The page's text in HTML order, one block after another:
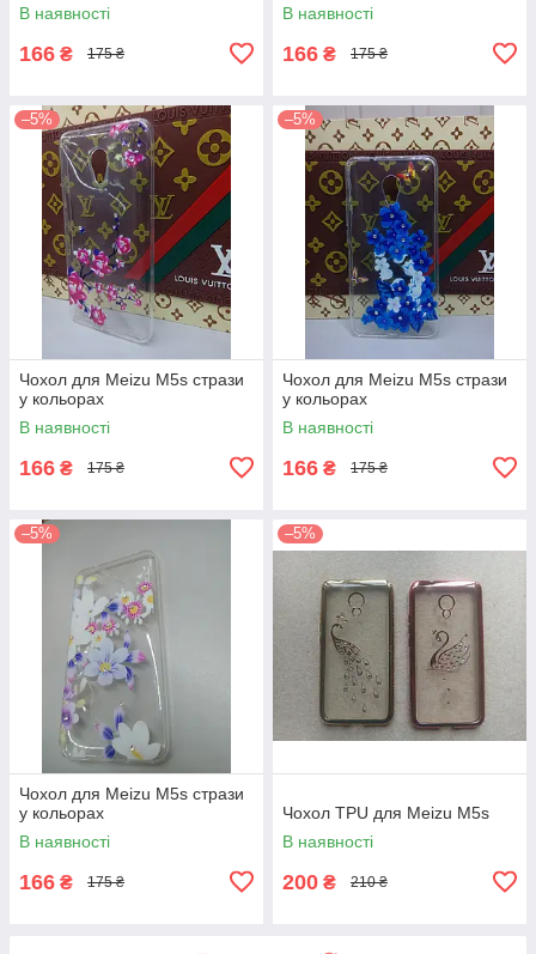
В наявності
166 ₴ 175 ₴
В наявності
166 ₴ 175 ₴
–5%
Чохол для Meizu M5s стрази
у кольорах
В наявності
166 ₴ 175 ₴
–5%
Чохол для Meizu M5s стрази
у кольорах
В наявності
166 ₴ 175 ₴
–5%
Чохол для Meizu M5s стрази
у кольорах
В наявності
166 ₴ 175 ₴
–5%
Чохол TPU для Meizu M5s
В наявності
200 ₴ 210 ₴